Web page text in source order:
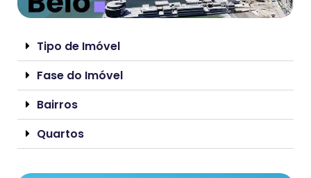
Tipo de Imóvel
Fase do Imóvel
Bairros
Quartos